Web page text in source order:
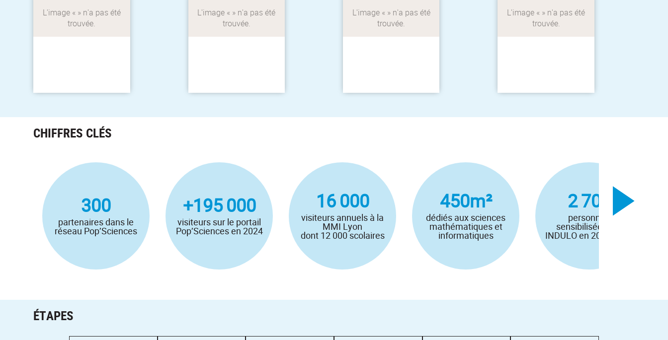
Pop'Sciences MMI Lyon INDULO
Rencontres chercheurs-
journalistes
CHIFFRES CLÉS
300
partenaires dans le
réseau Pop’Sciences
+195 000
visiteurs sur le portail
Pop’Sciences en 2024
16 000
visiteurs annuels à la
MMI Lyon
dont 12 000 scolaires
450m²
dédiés aux sciences
mathématiques et
informatiques
2 700
personnes
sensibilisées par
INDULO en 2024-2025
ÉTAPES